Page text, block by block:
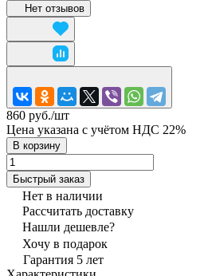
Нет отзывов
860 руб./шт
Цена указана с учётом НДС 22%
В корзину
Быстрый заказ
Нет в наличии
Рассчитать доставку
Нашли дешевле?
Хочу в подарок
Гарантия 5 лет